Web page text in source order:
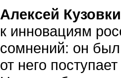
Алексей
к инновациям
сомнений: он
от него